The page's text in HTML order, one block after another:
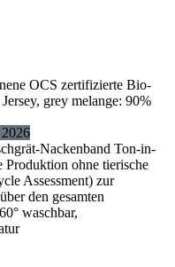
OCS zertifizierte Bio-
grey melange: 90%
Nackenband Ton-in-
ohne tierische
Assessment) zur
den gesamten
waschbar,